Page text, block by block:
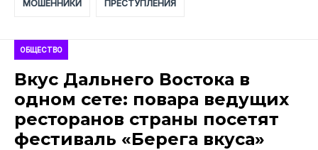
МОШЕННИКИ ПРЕСТУПЛЕНИЯ
ОБЩЕСТВО
Вкус Дальнего Востока в
одном сете: повара ведущих
ресторанов страны посетят
фестиваль «Берега вкуса»